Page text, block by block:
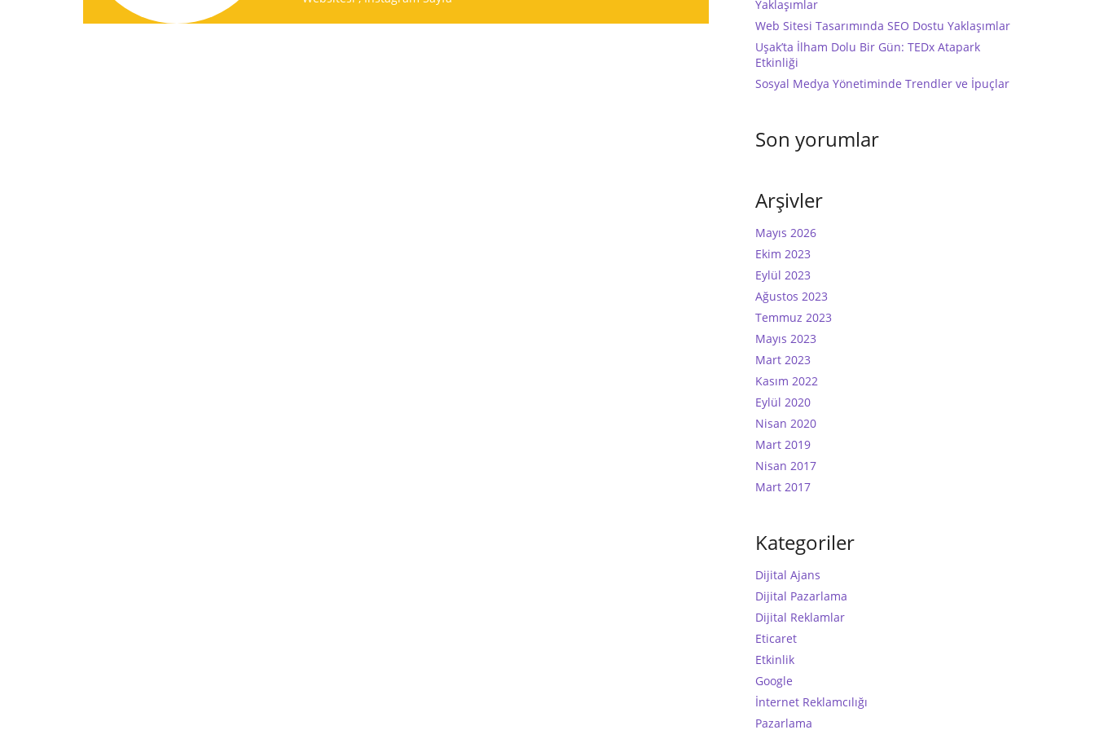
Yaklaşımlar
Web Sitesi Tasarımında SEO Dostu Yaklaşımlar
Uşak’ta İlham Dolu Bir Gün: TEDx Atapark
Etkinliği
Sosyal Medya Yönetiminde Trendler ve İpuçlar
Son yorumlar
Arşivler
Mayıs 2026
Ekim 2023
Eylül 2023
Ağustos 2023
Temmuz 2023
Mayıs 2023
Mart 2023
Kasım 2022
Eylül 2020
Nisan 2020
Mart 2019
Nisan 2017
Mart 2017
Kategoriler
Dijital Ajans
Dijital Pazarlama
Dijital Reklamlar
Eticaret
Etkinlik
Google
İnternet Reklamcılığı
Pazarlama